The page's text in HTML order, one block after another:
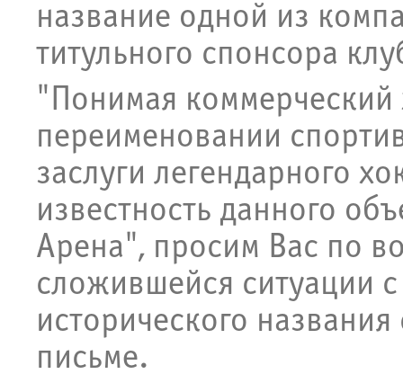
название одной из
титульного спонсора
"Понимая коммерческий
переименовании
заслуги легендарного
известность данного
Арена", просим Вас по
сложившейся ситуации
исторического
письме.